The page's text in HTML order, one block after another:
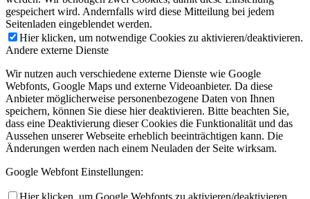
gespeichert wird. Andernfalls wird diese Mitteilung bei jedem
Seitenladen eingeblendet werden.
Hier klicken, um notwendige Cookies zu aktivieren/deaktivieren.
Andere externe Dienste
Wir nutzen auch verschiedene externe Dienste wie Google
Webfonts, Google Maps und externe Videoanbieter. Da diese
Anbieter möglicherweise personenbezogene Daten von Ihnen
speichern, können Sie diese hier deaktivieren. Bitte beachten Sie,
dass eine Deaktivierung dieser Cookies die Funktionalität und das
Aussehen unserer Webseite erheblich beeinträchtigen kann. Die
Änderungen werden nach einem Neuladen der Seite wirksam.
Google Webfont Einstellungen: